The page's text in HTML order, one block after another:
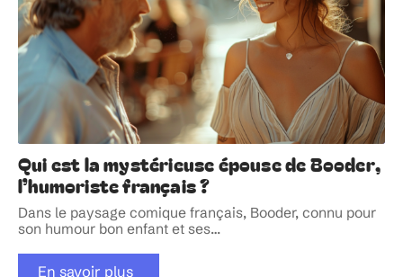
Qui est la mystérieuse épouse de Booder,
l’humoriste français ?
Dans le paysage comique français, Booder, connu pour
son humour bon enfant et ses…
En savoir plus